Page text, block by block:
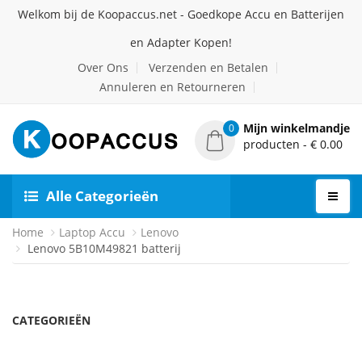
Welkom bij de Koopaccus.net - Goedkope Accu en Batterijen
en Adapter Kopen!
Over Ons
Verzenden en Betalen
Annuleren en Retourneren
0
Mijn winkelmandje
producten - € 0.00
Alle Categorieën
Home Laptop Accu
Lenovo
Lenovo 5B10M49821 batterij
CATEGORIEËN